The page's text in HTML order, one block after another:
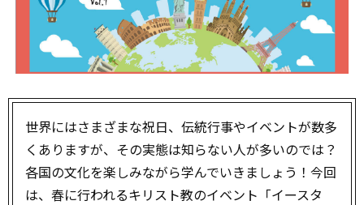
世界にはさまざまな祝日、伝統行事やイベントが数多
くありますが、その実態は知らない人が多いのでは？
各国の文化を楽しみながら学んでいきましょう！今回
は、春に行われるキリスト教のイベント「イースタ